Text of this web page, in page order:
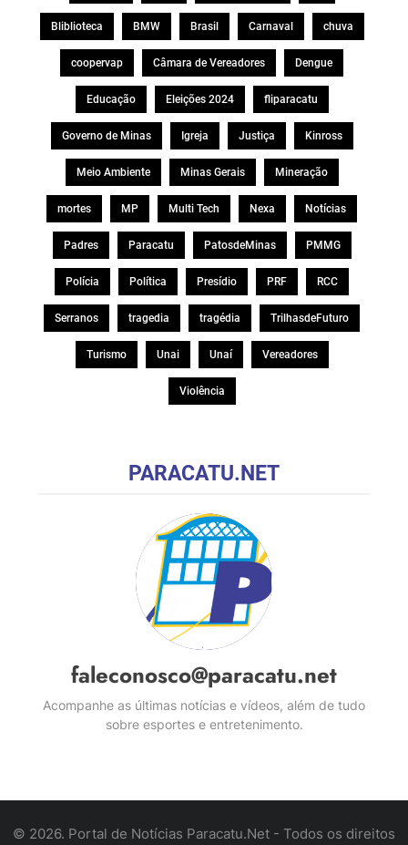
Bliblioteca BMW Brasil Carnaval chuva
coopervap Câmara de Vereadores Dengue
Educação Eleições 2024 fliparacatu
Governo de Minas Igreja Justiça Kinross
Meio Ambiente Minas Gerais Mineração
mortes MP Multi Tech Nexa Notícias
Padres Paracatu PatosdeMinas PMMG
Polícia Política Presídio PRF RCC
Serranos tragedia tragédia TrilhasdeFuturo
Turismo Unai Unaí Vereadores
Violência
PARACATU.NET
faleconosco@paracatu.net
Acompanhe as últimas notícias e vídeos, além de tudo
sobre esportes e entretenimento.
© 2026. Portal de Notícias Paracatu.Net - Todos os direitos